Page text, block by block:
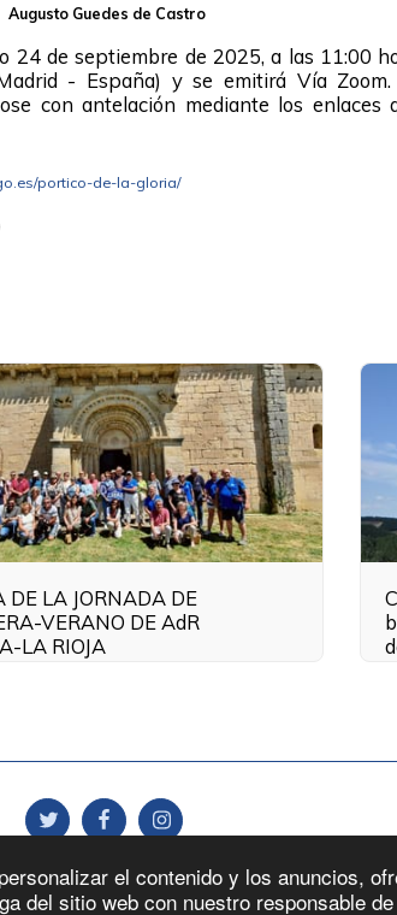
el contenido y los anuncios,
del sitio web con nuestro responsable
Augusto Guedes de Castro
24 de septiembre de 2025, a las 11:00
- España) y se emitirá Vía Zoom.
con antelación mediante los enlaces
portico-de-la-gloria/
DE LA JORNADA DE
VERANO DE AdR
LA RIOJA
Politica De Privacidad Politica De Cookies
los derechos reservados -Amigos del Románico